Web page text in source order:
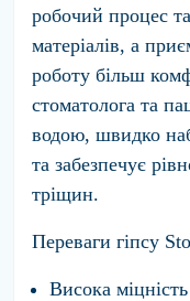
робочий процес
матеріалів, а
роботу більш
стоматолога та
водою, швидко
та забезпечує
тріщин.
Переваги гіпсу
Висока